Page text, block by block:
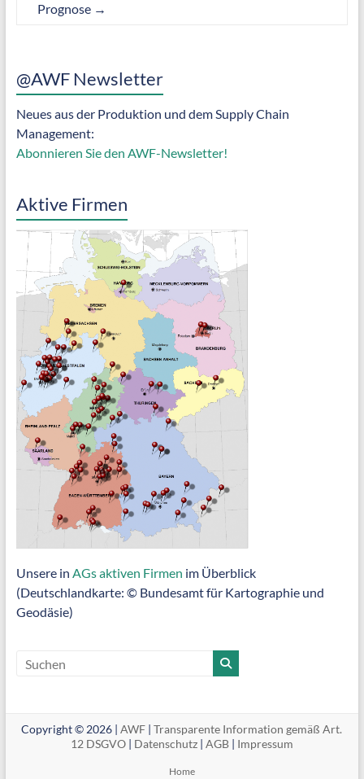
Prognose →
@AWF Newsletter
Neues aus der Produktion und dem Supply Chain
Management:
Abonnieren Sie den AWF-Newsletter!
Aktive Firmen
Unsere in AGs aktiven Firmen im Überblick
(Deutschlandkarte: © Bundesamt für Kartographie und
Geodäsie)
Copyright © 2026 |AWF |Transparente Information gemäß Art.
12 DSGVO| Datenschutz| AGB| Impressum
Home